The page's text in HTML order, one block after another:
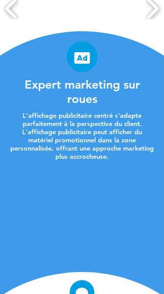
Expert marketing sur
roues
L'affichage publicitaire centré s'adapte
parfaitement à la perspective du client.
L'affichage publicitaire peut afficher du
matériel promotionnel dans la zone
personnalisée, offrant une approche marketing
plus accrocheuse.